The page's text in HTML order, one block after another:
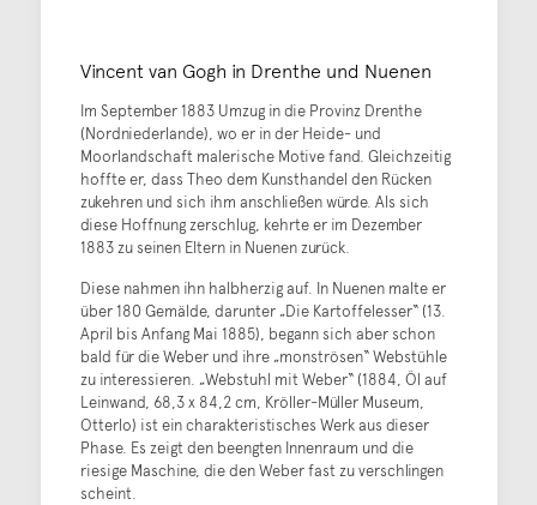
Vincent van Gogh in Drenthe und Nuenen
Im September 1883 Umzug in die Provinz Drenthe
(Nordniederlande), wo er in der Heide- und
Moorlandschaft malerische Motive fand. Gleichzeitig
hoffte er, dass Theo dem Kunsthandel den Rücken
zukehren und sich ihm anschließen würde. Als sich
diese Hoffnung zerschlug, kehrte er im Dezember
1883 zu seinen Eltern in Nuenen zurück.
Diese nahmen ihn halbherzig auf. In Nuenen malte er
über 180 Gemälde, darunter „Die Kartoffelesser“ (13.
April bis Anfang Mai 1885), begann sich aber schon
bald für die Weber und ihre „monströsen“ Webstühle
zu interessieren. „Webstuhl mit Weber“ (1884, Öl auf
Leinwand, 68,3 x 84,2 cm, Kröller-Müller Museum,
Otterlo) ist ein charakteristisches Werk aus dieser
Phase. Es zeigt den beengten Innenraum und die
riesige Maschine, die den Weber fast zu verschlingen
scheint.